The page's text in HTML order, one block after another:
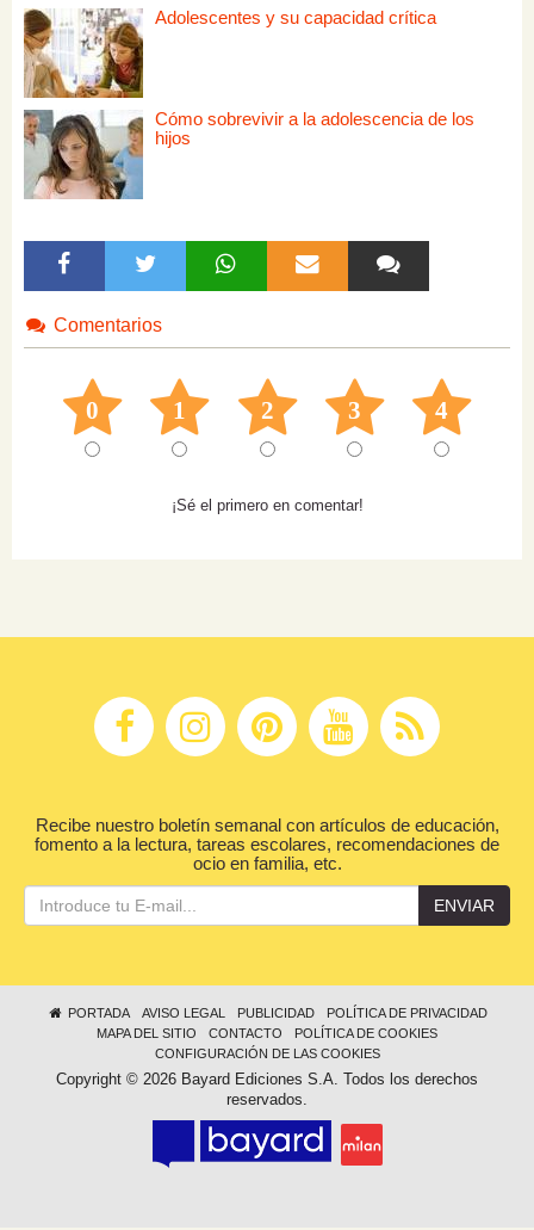
Adolescentes y su capacidad crítica
Cómo sobrevivir a la adolescencia de los
hijos
Comentarios
0 1 2 3 4
¡Sé el primero en comentar!
Recibe nuestro boletín semanal con artículos de educación,
fomento a la lectura, tareas escolares, recomendaciones de
ocio en familia, etc.
ENVIAR
PORTADA AVISO LEGAL PUBLICIDAD
POLÍTICA DE PRIVACIDAD
MAPA DEL SITIO
CONTACTO
POLÍTICA DE COOKIES
CONFIGURACIÓN DE LAS COOKIES
Copyright © 2026 Bayard Ediciones S.A. Todos los derechos
reservados.